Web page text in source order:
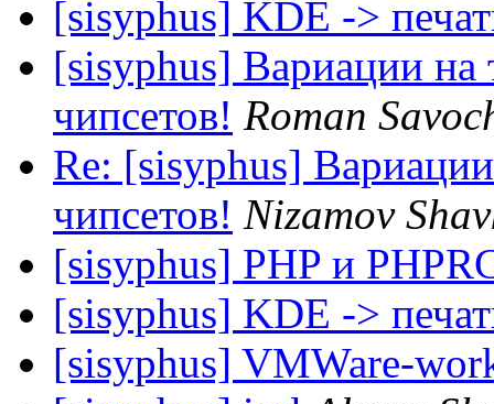
[sisyphus] KDE ->
[sisyphus] Вариации на
чипсетов! Roman
Re: [sisyphus]
чипсетов! Nizamov
[sisyphus] PHP и
[sisyphus] KDE ->
[sisyphus] VMWare-